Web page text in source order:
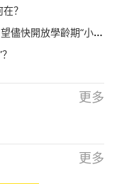
？
開放學齡期“小明”返臺
更多
更多